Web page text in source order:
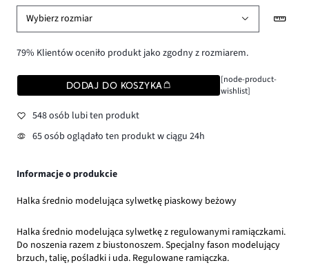
Wybierz rozmiar
79% Klientów oceniło produkt jako zgodny z rozmiarem.
DODAJ DO KOSZYKA
[node-product-
wishlist]
548 osób lubi ten produkt
65 osób oglądało ten produkt w ciągu 24h
Informacje o produkcie
Halka średnio modelująca sylwetkę piaskowy beżowy
Halka średnio modelująca sylwetkę z regulowanymi ramiączkami.
Do noszenia razem z biustonoszem. Specjalny fason modelujący
brzuch, talię, pośladki i uda. Regulowane ramiączka.